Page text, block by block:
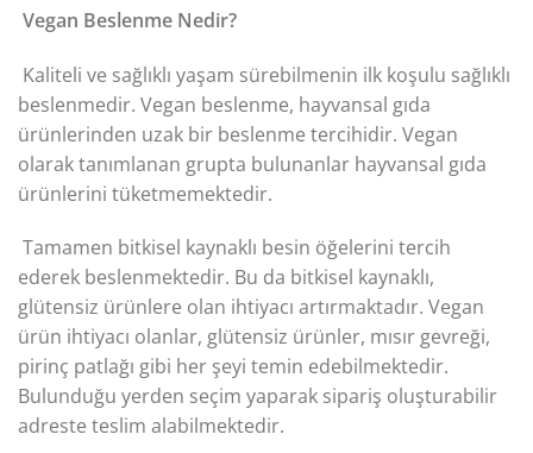
Vegan Beslenme Nedir?
Kaliteli ve sağlıklı yaşam sürebilmenin ilk koşulu sağlıklı
beslenmedir. Vegan beslenme, hayvansal gıda
ürünlerinden uzak bir beslenme tercihidir. Vegan
olarak tanımlanan grupta bulunanlar hayvansal gıda
ürünlerini tüketmemektedir.
Tamamen bitkisel kaynaklı besin öğelerini tercih
ederek beslenmektedir. Bu da bitkisel kaynaklı,
glütensiz ürünlere olan ihtiyacı artırmaktadır. Vegan
ürün ihtiyacı olanlar, glütensiz ürünler, mısır gevreği,
pirinç patlağı gibi her şeyi temin edebilmektedir.
Bulunduğu yerden seçim yaparak sipariş oluşturabilir
adreste teslim alabilmektedir.